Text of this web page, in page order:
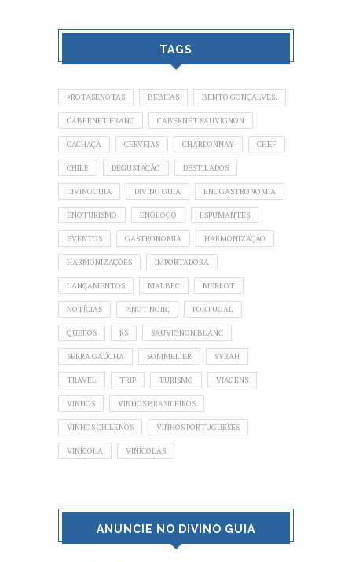
TAGS
#ROTASENOTAS BEBIDAS BENTO GONÇALVES.
CABERNET FRANC CABERNET SAUVIGNON
CACHAÇA CERVEJAS CHARDONNAY CHEF
CHILE DEGUSTAÇÃO DESTILADOS
DIVINOGUIA DIVINO GUIA ENOGASTRONOMIA
ENOTURISMO ENÓLOGO ESPUMANTES
EVENTOS GASTRONOMIA HARMONIZAÇÃO
HARMONIZAÇÕES IMPORTADORA
LANÇAMENTOS MALBEC MERLOT
NOTÍCIAS PINOT NOIR. PORTUGAL
QUEIJOS RS SAUVIGNON BLANC
SERRA GAÚCHA SOMMELIER SYRAH
TRAVEL TRIP TURISMO VIAGENS
VINHOS VINHOS BRASILEIROS
VINHOS CHILENOS VINHOS PORTUGUESES
VINÍCOLA VINÍCOLAS
ANUNCIE NO DIVINO GUIA